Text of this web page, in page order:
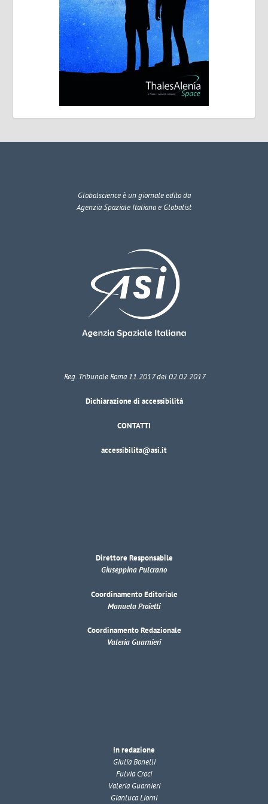
Globalscienceè un giornale edito da
Agenzia Spaziale Italiana e Globalist
Reg. Tribunale Roma 11.2017 del 02.02.2017
Dichiarazione di accessibilità
CONTATTI
accessibilita@asi.it
Direttore Responsabile
Giuseppina Pulcrano
Coordinamento Editoriale
Manuela Proietti
Coordinamento Redazionale
Valeria Guarnieri
In redazione
Giulia Bonelli
Fulvia Croci
Valeria Guarnieri
Gianluca Liorni